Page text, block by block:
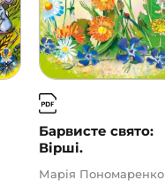
Барвисте свято:
Вірші.
Марія Пономаренко